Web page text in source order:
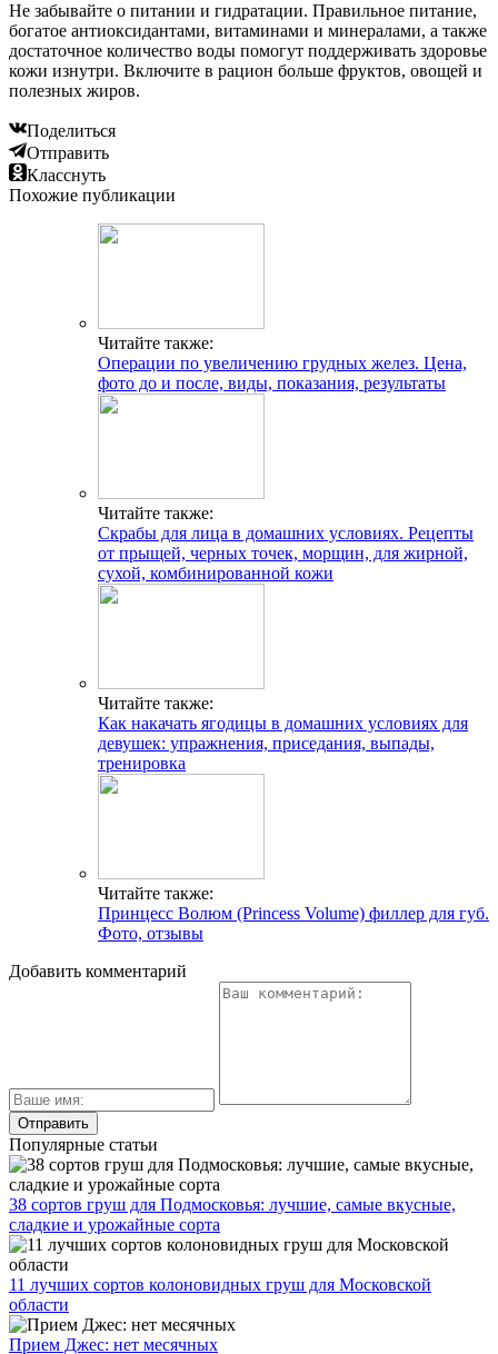
Не забывайте о питании и гидратации. Правильное питание,
богатое антиоксидантами, витаминами и минералами, а также
достаточное количество воды помогут поддерживать здоровье
кожи изнутри. Включите в рацион больше фруктов, овощей и
полезных жиров.
Поделиться
Отправить
Класснуть
Похожие публикации
Читайте также:
Операции по увеличению грудных желез. Цена,
фото до и после, виды, показания, результаты
Читайте также:
Скрабы для лица в домашних условиях. Рецепты
от прыщей, черных точек, морщин, для жирной,
сухой, комбинированной кожи
Читайте также:
Как накачать ягодицы в домашних условиях для
девушек: упражнения, приседания, выпады,
тренировка
Читайте также:
Принцесс Волюм (Princess Volume) филлер для губ.
Фото, отзывы
Добавить комментарий
Популярные статьи
38 сортов груш для Подмосковья: лучшие, самые вкусные,
сладкие и урожайные сорта
11 лучших сортов колоновидных груш для Московской
области
Прием Джес: нет месячных